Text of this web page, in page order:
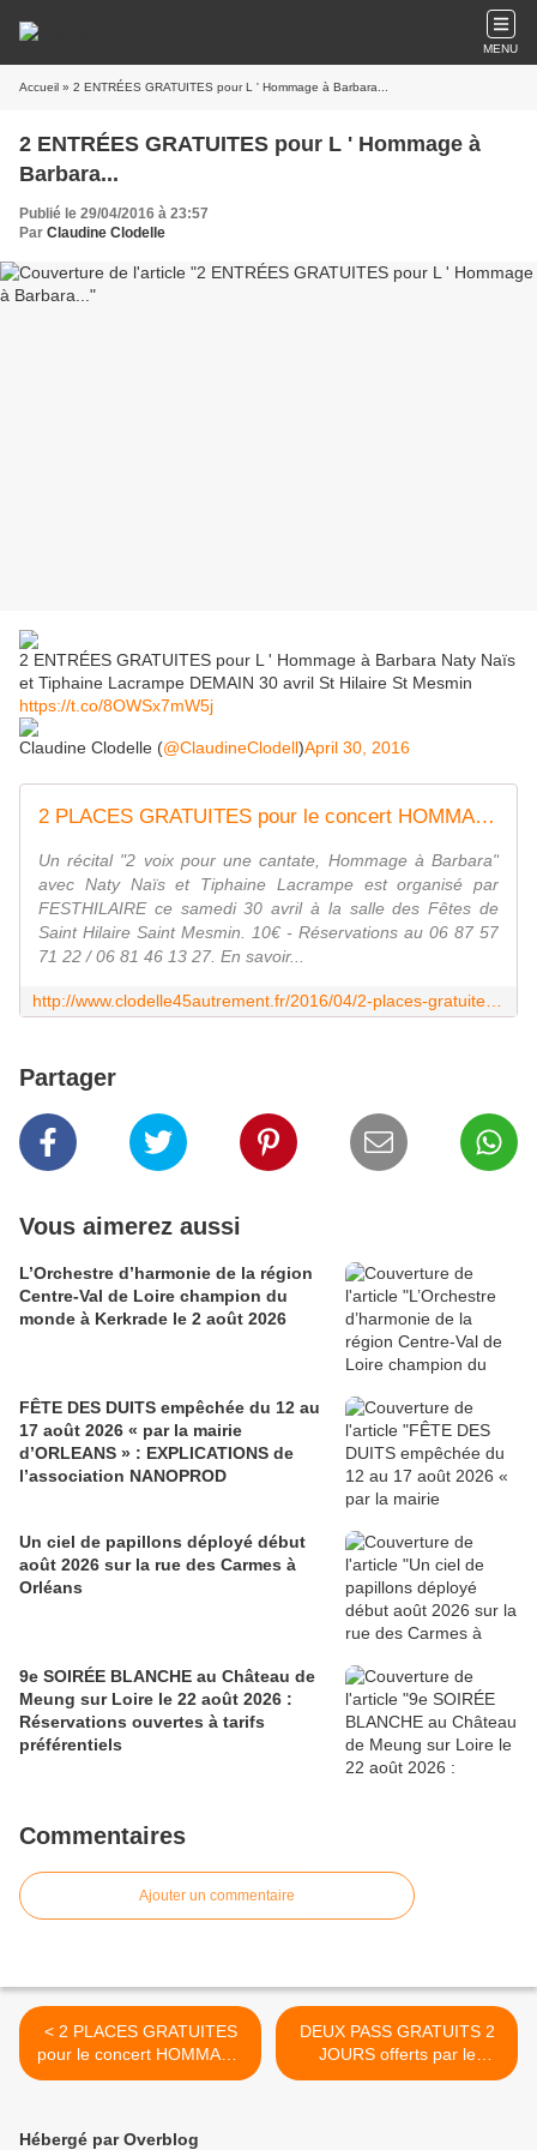
MENU
Accueil » 2 ENTRÉES GRATUITES pour L ' Hommage à Barbara...
2 ENTRÉES GRATUITES pour L ' Hommage à
Barbara...
Publié le 29/04/2016 à 23:57
Par Claudine Clodelle
2 ENTRÉES GRATUITES pour L ' Hommage à Barbara Naty Naïs
et Tiphaine Lacrampe DEMAIN 30 avril St Hilaire St Mesmin
https://t.co/8OWSx7mW5j
Claudine Clodelle (@ClaudineClodell)April 30, 2016
2 PLACES GRATUITES pour le concert HOMMAGE A BARBARA samedi 30 avril à Saint Hilaire Saint Mesmin. - VIVRE AUTREMENT VOS LOISIRS avec Clodelle
Un récital "2 voix pour une cantate, Hommage à Barbara"
avec Naty Naïs et Tiphaine Lacrampe est organisé par
FESTHILAIRE ce samedi 30 avril à la salle des Fêtes de
Saint Hilaire Saint Mesmin. 10€ - Réservations au 06 87 57
71 22 / 06 81 46 13 27. En savoir...
Partager
Vous aimerez aussi
L’Orchestre d’harmonie de la région
Centre-Val de Loire champion du
monde à Kerkrade le 2 août 2026
FÊTE DES DUITS empêchée du 12 au
17 août 2026 « par la mairie
d’ORLEANS » : EXPLICATIONS de
l’association NANOPROD
Un ciel de papillons déployé début
août 2026 sur la rue des Carmes à
Orléans
9e SOIRÉE BLANCHE au Château de
Meung sur Loire le 22 août 2026 :
Réservations ouvertes à tarifs
préférentiels
Commentaires
Ajouter un commentaire
< 2 PLACES GRATUITES
pour le concert HOMMAGE
A BARBARA samedi 30 avril
DEUX PASS GRATUITS 2
JOURS offerts par le
FESTIVAL MONTEREAU
Hébergé par Overblog